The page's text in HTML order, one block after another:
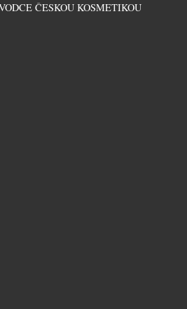
ČESKOU KOSMETIKOU